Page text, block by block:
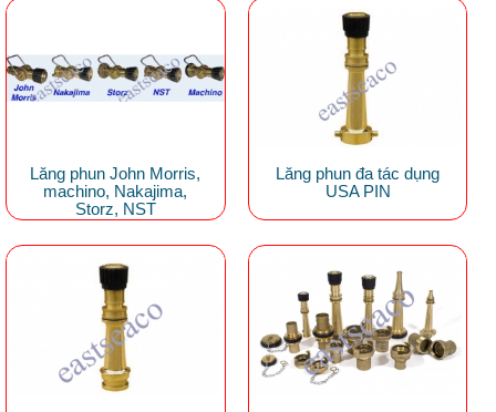
Lăng phun John Morris,
machino, Nakajima,
Storz, NST
Lăng phun đa tác dụng
USA PIN